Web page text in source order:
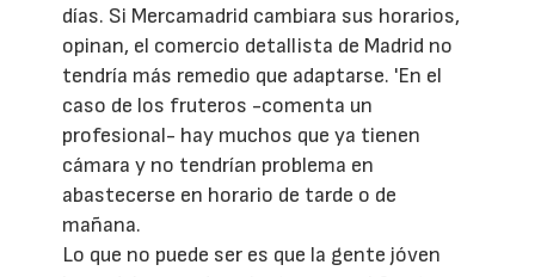
días. Si Mercamadrid cambiara sus horarios,
opinan, el comercio detallista de Madrid no
tendría más remedio que adaptarse. 'En el
caso de los fruteros -comenta un
profesional- hay muchos que ya tienen
cámara y no tendrían problema en
abastecerse en horario de tarde o de
mañana.
Lo que no puede ser es que la gente jóven